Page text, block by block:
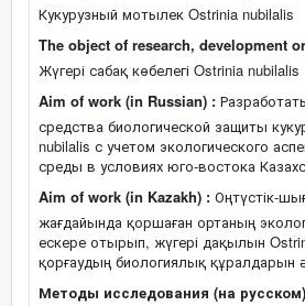
Кукурузный мотылек Ostrinia nubilalis
The object of research, development
Жүгері сабақ көбелегі Ostrinia nubilalis
Aim of work (in Russian) :
средства биологической защиты
nubilalis с учетом экологического
среды в условиях юго-востока
Aim of work (in Kazakh) : Оңтүстік-
жағдайында қоршаған ортаның
ескере отырып, жүгері дақылын
қорғаудың биологиялық құралдарын
Методы исследования (на